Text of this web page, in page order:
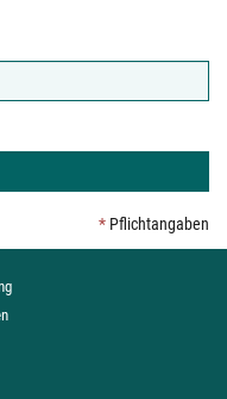
* Pflichtangaben